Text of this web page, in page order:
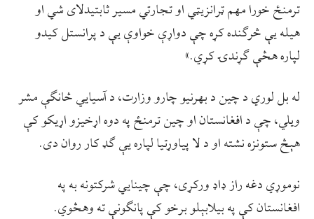
ترمنځ خورا مهم ټرانزیټي او تجارتي مسیر ثابتیدلای شي او
هیله یې څرګنده کړه چې دواړې خواوې يې د پرانستل کيدو
لپاره هڅې ګړندۍ کړي.»
له بل لوري د چین د بهرنیو چارو وزارت، د آسیایي څانګې مشر
ویلي، چې د افغانستان او چین ترمنځ په دوه اړخیزو اړیکو کې
هېڅ ستونزه نشته او د لا پیاوړتیا لپاره یې ګډ کار روان دی.
نوموړي دغه راز ډاډ ورکړی، چې چينايي شرکتونه به په
افغانستان کې په بیلابېلو برخو کې پانګونې ته وهڅوي.